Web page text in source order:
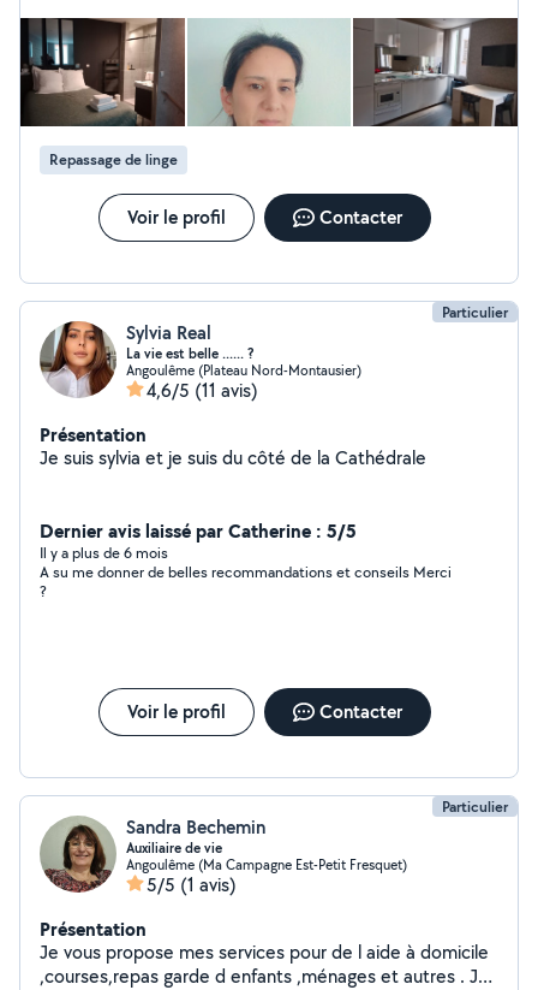
Repassage de linge
Voir le profil Contacter
Particulier
Sylvia Real
La vie est belle ...... ?
Angoulême (Plateau Nord-Montausier)
4,6/5 (11 avis)
Présentation
Je suis sylvia et je suis du côté de la Cathédrale
Dernier avis laissé par Catherine : 5/5
Il y a plus de 6 mois
A su me donner de belles recommandations et conseils Merci
?
Voir le profil Contacter
Particulier
Sandra Bechemin
Auxiliaire de vie
Angoulême (Ma Campagne Est-Petit Fresquet)
5/5 (1 avis)
Présentation
Je vous propose mes services pour de l aide à domicile
,courses,repas garde d enfants ,ménages et autres . Je